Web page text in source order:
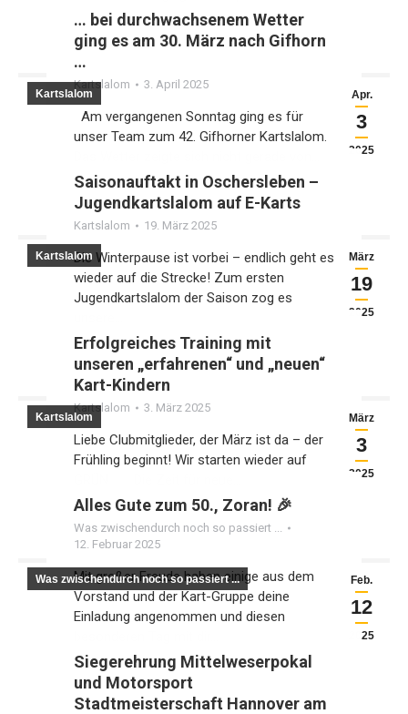
Apr.
3
2025
Kartslalom
… bei durchwachsenem Wetter
ging es am 30. März nach Gifhorn
…
Kartslalom 3. April 2025
Am vergangenen Sonntag ging es für
unser Team zum 42. Gifhorner Kartslalom.
März
19
2025
Kartslalom
Saisonauftakt in Oschersleben –
Jugendkartslalom auf E-Karts
Kartslalom 19. März 2025
Die Winterpause ist vorbei – endlich geht es
wieder auf die Strecke! Zum ersten
Jugendkartslalom der Saison zog es
März
3
2025
Kartslalom
Erfolgreiches Training mit
unseren „erfahrenen“ und „neuen“
Kart-Kindern
Kartslalom 3. März 2025
Liebe Clubmitglieder, der März ist da – der
Frühling beginnt! Wir starten wieder auf
Feb.
12
2025
Was zwischendurch noch so passiert ...
Alles Gute zum 50., Zoran! 🎉
Was zwischendurch noch so passiert ...
12. Februar 2025
Mit großer Freude haben einige aus dem
Vorstand und der Kart-Gruppe deine
Einladung angenommen und diesen
Siegerehrung Mittelweserpokal
und Motorsport
Stadtmeisterschaft Hannover am